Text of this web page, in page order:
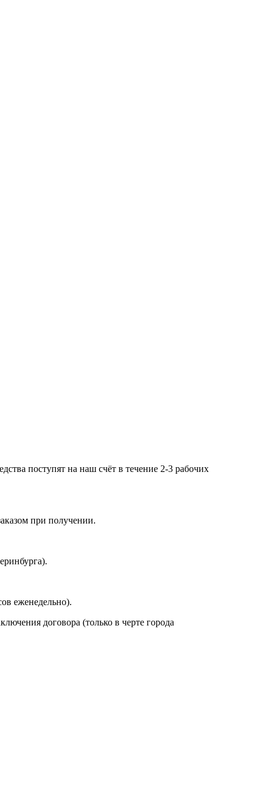
поступят на наш счёт в течение 2-3 рабочих
при получении.
еженедельно).
договора (только в черте города